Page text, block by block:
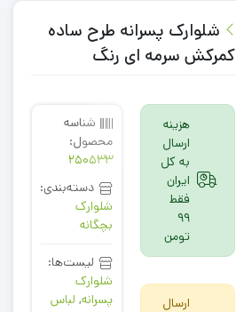
شلوارک پسرانه طرح ساده
کمرکش سرمه ای رنگ
هزینه
ارسال
به کل
ایران
فقط
99
تومن
ارسال
شناسه
محصول:
250533
دسته‌بندی:
شلوارک
بچگانه
لیست‌ها:
شلوارک
پسرانه, لباس